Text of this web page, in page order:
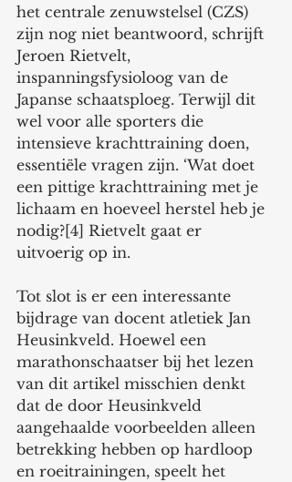
het centrale zenuwstelsel (CZS)
zijn nog niet beantwoord, schrijft
Jeroen Rietvelt,
inspanningsfysioloog van de
Japanse schaatsploeg. Terwijl dit
wel voor alle sporters die
intensieve krachttraining doen,
essentiële vragen zijn. ‘Wat doet
een pittige krachttraining met je
lichaam en hoeveel herstel heb je
nodig?[4] Rietvelt gaat er
uitvoerig op in.
Tot slot is er een interessante
bijdrage van docent atletiek Jan
Heusinkveld. Hoewel een
marathonschaatser bij het lezen
van dit artikel misschien denkt
dat de door Heusinkveld
aangehaalde voorbeelden alleen
betrekking hebben op hardloop
en roeitrainingen, speelt het